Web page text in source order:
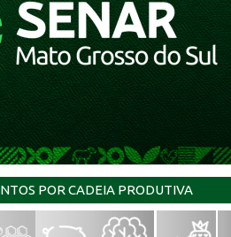
POR CADEIA PRODUTIVA